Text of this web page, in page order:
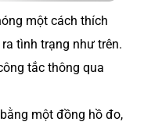
một cách thích
tình trạng như trên.
tắc thông qua
một đồng hồ đo,